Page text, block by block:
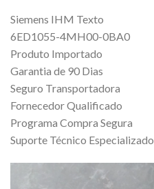
Siemens IHM Texto
6ED1055-4MH00-0BA0
Produto Importado
Garantia de 90 Dias
Seguro Transportadora
Fornecedor Qualificado
Programa Compra Segura
Suporte Técnico Especializado